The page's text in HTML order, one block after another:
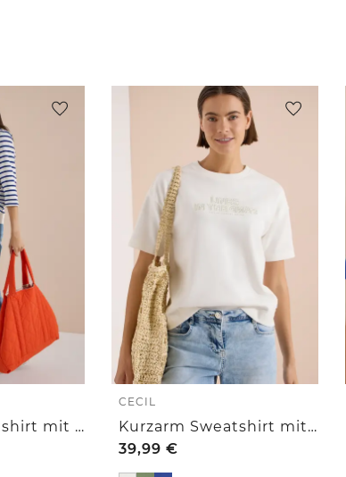
3/4-Arm Sweatshirt mit Rundhals und Streifen
CECIL
Kurzarm Sweatshirt mit Embroidery
39,99 €